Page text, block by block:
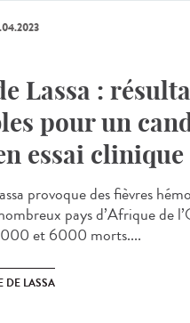
Lassa :
pour un
essai clinique
provoque des fièvres
pays d’Afrique de
et 6000 morts....
DE LASSA